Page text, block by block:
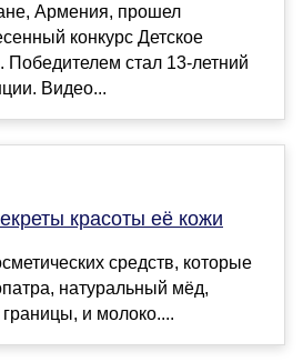
Армения, прошел
конкурс Детское
Победителем стал 13-летний
Видео...
красоты её кожи
средств, которые
натуральный мёд,
и молоко....